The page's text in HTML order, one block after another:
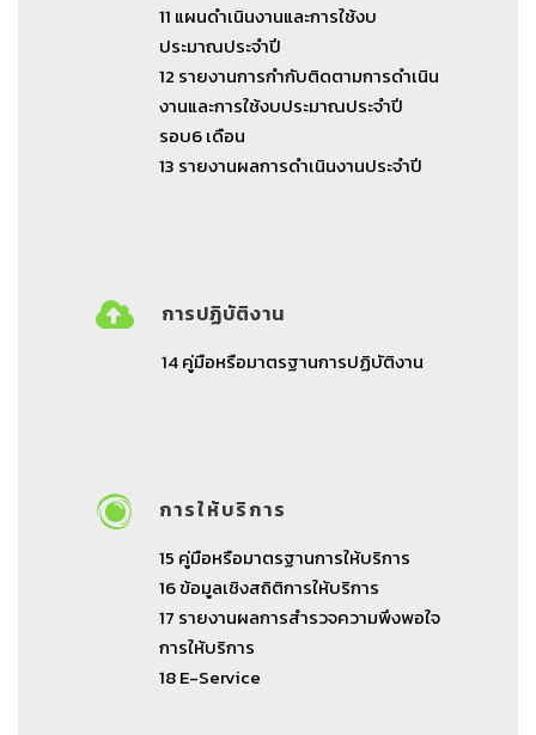
11 แผนดำเนินงานและการใช้งบ
ประมาณประจำปี
12 รายงานการกำกับติดตามการดำเนิน
งานและการใช้งบประมาณประจำปี
รอบ6 เดือน
13 รายงานผลการดำเนินงานประจำปี
การปฏิบัติงาน
14คู่มือหรือมาตรฐานการปฏิบัติงาน
การให้บริการ
15 คู่มือหรือมาตรฐานการให้บริการ
16ข้อมูลเชิงสถิติการให้บริการ
17 รายงานผลการสำรวจความพึงพอใจ
การให้บริการ
18E-Service